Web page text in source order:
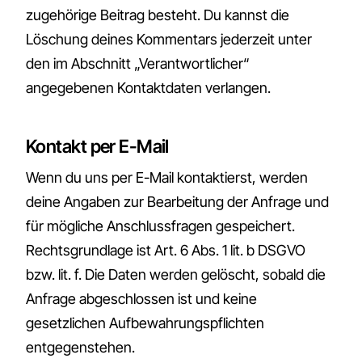
zugehörige Beitrag besteht. Du kannst die
Löschung deines Kommentars jederzeit unter
den im Abschnitt „Verantwortlicher“
angegebenen Kontaktdaten verlangen.
Kontakt per E-Mail
Wenn du uns per E-Mail kontaktierst, werden
deine Angaben zur Bearbeitung der Anfrage und
für mögliche Anschlussfragen gespeichert.
Rechtsgrundlage ist Art. 6 Abs. 1 lit. b DSGVO
bzw. lit. f. Die Daten werden gelöscht, sobald die
Anfrage abgeschlossen ist und keine
gesetzlichen Aufbewahrungspflichten
entgegenstehen.